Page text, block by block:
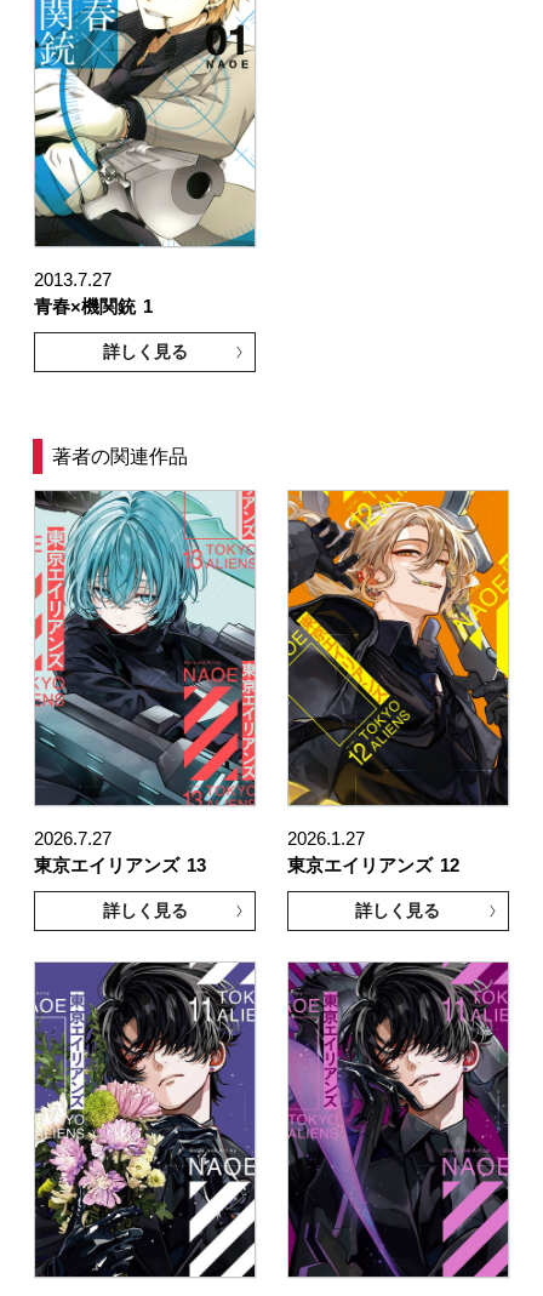
2013.7.27
青春×機関銃 1
詳しく見る
著者の関連作品
2026.7.27
東京エイリアンズ 13
詳しく見る
2026.1.27
東京エイリアンズ 12
詳しく見る